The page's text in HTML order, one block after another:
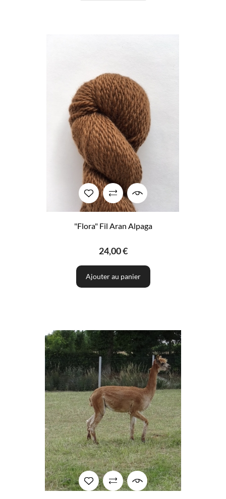
"Flora" Fil Aran Alpaga
24,00 €
Ajouter au panier